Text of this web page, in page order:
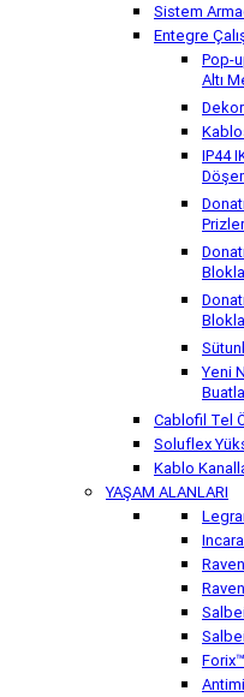
Sistem
Entegre
Pop-
Altı
IP44
Yeni
Cablofil Tel
Soluflex
Kablo
YAŞAM ALANLARI
Forix™